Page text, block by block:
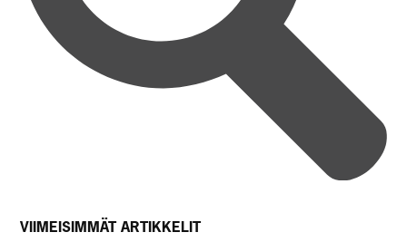
VIIMEISIMMÄT ARTIKKELIT